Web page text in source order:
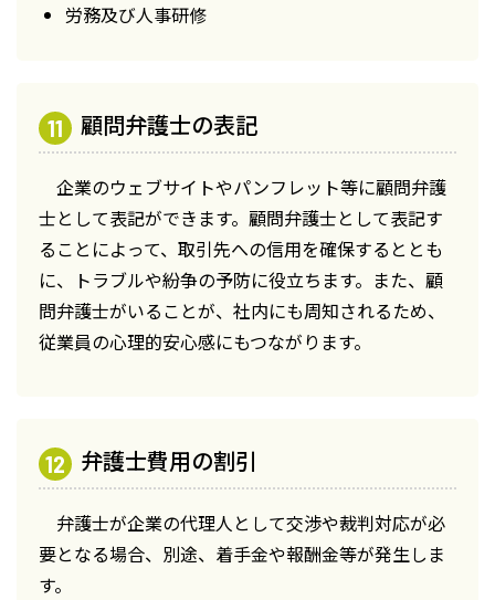
労務及び人事研修
顧問弁護士の表記
企業のウェブサイトやパンフレット等に顧問弁護
士として表記ができます。顧問弁護士として表記す
ることによって、取引先への信用を確保するととも
に、トラブルや紛争の予防に役立ちます。また、顧
問弁護士がいることが、社内にも周知されるため、
従業員の心理的安心感にもつながります。
弁護士費用の割引
弁護士が企業の代理人として交渉や裁判対応が必
要となる場合、別途、着手金や報酬金等が発生しま
す。